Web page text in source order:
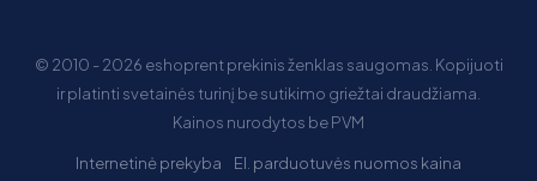
© 2010 - 2026 eshoprent prekinis ženklas saugomas. Kopijuoti
ir platinti svetainės turinį be sutikimo griežtai draudžiama.
Kainos nurodytos be PVM
Internetinė prekyba
El. parduotuvės nuomos kaina